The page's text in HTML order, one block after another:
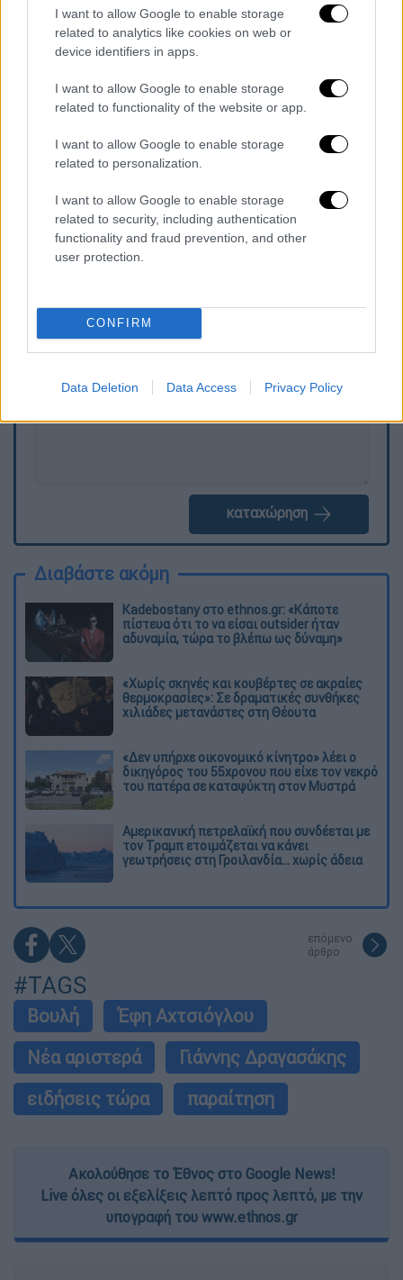
I want to allow Google to enable storage
related to analytics like cookies on web or
device identifiers in apps.
I want to allow Google to enable storage
related to functionality of the website or app.
I want to allow Google to enable storage
related to personalization.
I want to allow Google to enable storage
related to security, including authentication
functionality and fraud prevention, and other
user protection.
CONFIRM
Data Deletion Data Access Privacy Policy
Επιστολή παράιτησης Αχτσιόγλου
ΕΘΝΟΣ θα παρεμβαίνει και τα προσβλητικά σχόλια θα
διαγράφονται
καταχώρηση
Διαβάστε ακόμη
Kadebostany στο ethnos.gr: «Κάποτε
πίστευα ότι το να είσαι outsider ήταν
αδυναμία, τώρα το βλέπω ως δύναμη»
«Χωρίς σκηνές και κουβέρτες σε ακραίες
θερμοκρασίες»: Σε δραματικές συνθήκες
χιλιάδες μετανάστες στη Θέουτα
«Δεν υπήρχε οικονομικό κίνητρο» λέει ο
δικηγόρος του 55χρονου που είχε τον νεκρό
του πατέρα σε καταψύκτη στον Μυστρά
Αμερικανική πετρελαϊκή που συνδέεται με
τον Τραμπ ετοιμάζεται να κάνει
γεωτρήσεις στη Γροιλανδία... χωρίς άδεια
επόμενο
άρθρο
#TAGS
Βουλή
Έφη Αχτσιόγλου
Νέα αριστερά
Γιάννης Δραγασάκης
ειδήσεις τώρα
παραίτηση
Ακολούθησε το Έθνος στο Google News!
Live όλες οι εξελίξεις λεπτό προς λεπτό, με την
υπογραφή του www.ethnos.gr